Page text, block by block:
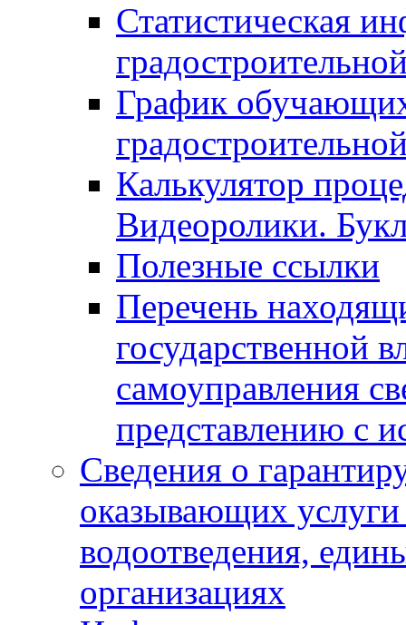
Статистическая
График
Калькулятор
Видеоролики.
Полезные ссылки
Перечень
государственной
самоуправления
представлению с
Сведения о
оказывающих
водоотведения,
организациях